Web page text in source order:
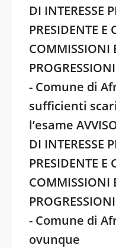
DI INTERESSE
PRESIDENTE E
COMMISSIONI
- Comune di
sufficienti
l’esame
DI INTERESSE
PRESIDENTE E
COMMISSIONI
- Comune di
ovunque